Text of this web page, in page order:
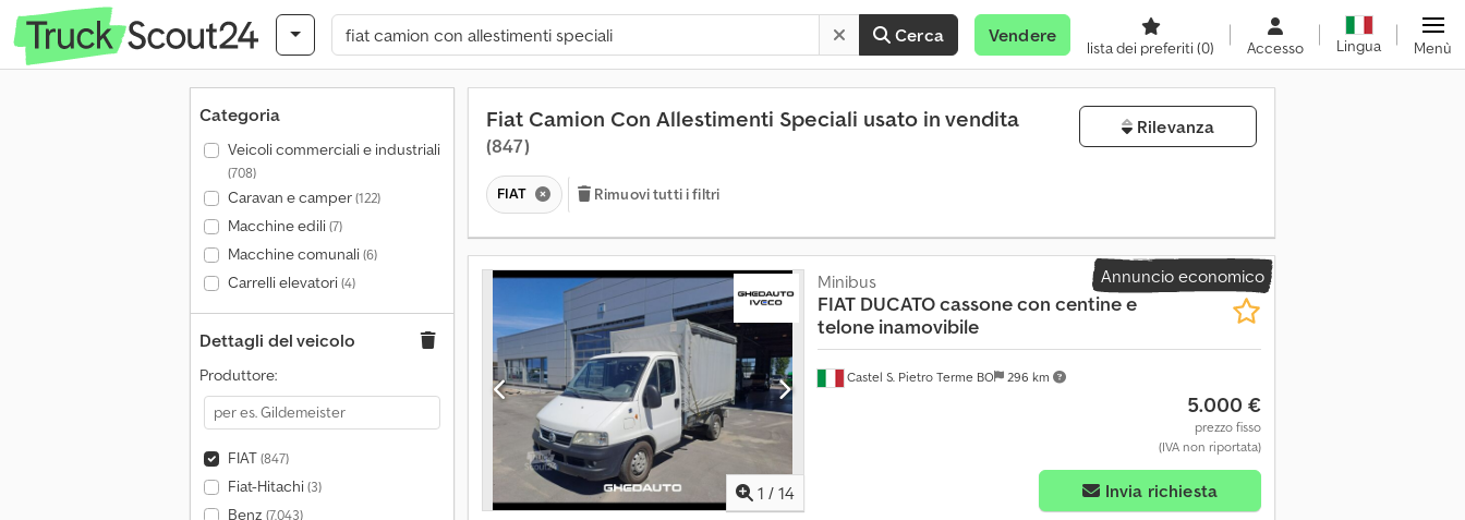
Cerca Vendere
lista dei preferiti (0) Accesso Lingua Menù
Categoria
Veicoli commerciali e industriali
(708)
Caravan e camper(122)
Macchine edili(7)
Macchine comunali(6)
Carrelli elevatori(4)
Dettagli del veicolo
Produttore:
FIAT(847)
Fiat-Hitachi(3)
Benz (7.043)
Fiat Camion Con Allestimenti Speciali usato in vendita
(847)
Rilevanza
FIAT Rimuovi tutti i filtri
Annuncio economico
1 / 14
Castel S. Pietro Terme BO 296 km
Minibus
FIAT DUCATO cassone con centine e
telone inamovibile
5.000 €
prezzo fisso
(IVA non riportata)
Invia richiesta
n
d
i
a
p
i
d